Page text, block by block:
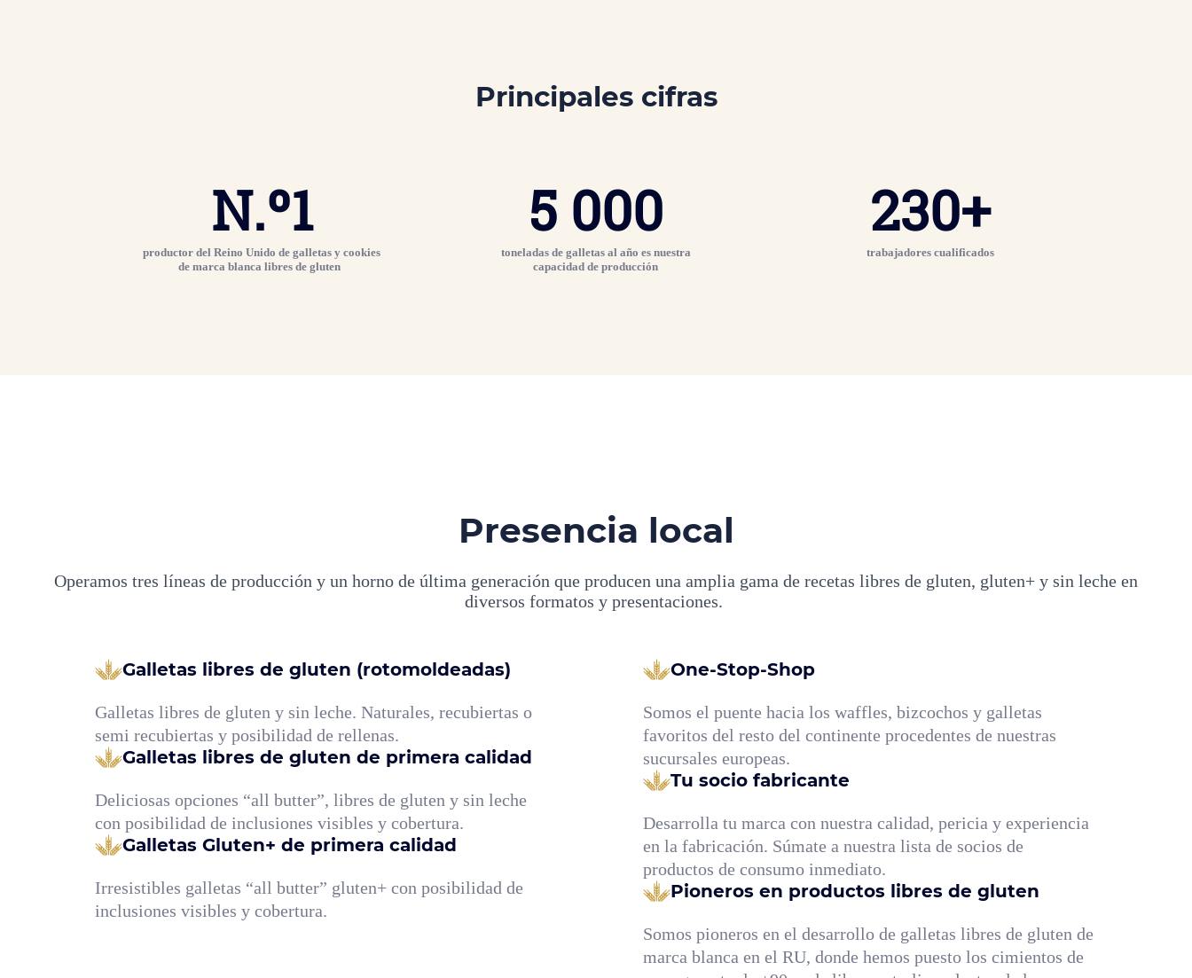
Principales cifras
N.º1
productor del Reino Unido de galletas y cookies
de marca blanca libres de gluten
5 000
toneladas de galletas al año es nuestra
capacidad de producción
230+
trabajadores cualificados
Presencia local
Operamos tres líneas de producción y un horno de última generación que producen una amplia gama de recetas libres de gluten, gluten+ y sin leche en
diversos formatos y presentaciones.
Galletas libres de gluten (rotomoldeadas)
Galletas libres de gluten y sin leche. Naturales, recubiertas o
semi recubiertas y posibilidad de rellenas.
Galletas libres de gluten de primera calidad
Deliciosas opciones “all butter”, libres de gluten y sin leche
con posibilidad de inclusiones visibles y cobertura.
Galletas Gluten+ de primera calidad
Irresistibles galletas “all butter” gluten+ con posibilidad de
inclusiones visibles y cobertura.
One-Stop-Shop
Somos el puente hacia los waffles, bizcochos y galletas
favoritos del resto del continente procedentes de nuestras
sucursales europeas.
Tu socio fabricante
Desarrolla tu marca con nuestra calidad, pericia y experiencia
en la fabricación. Súmate a nuestra lista de socios de
productos de consumo inmediato.
Pioneros en productos libres de gluten
Somos pioneros en el desarrollo de galletas libres de gluten de
marca blanca en el RU, donde hemos puesto los cimientos de